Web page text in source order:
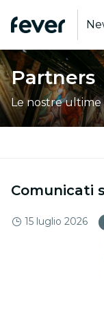
Partners
Le nostre
Comunicati
15 luglio 2026